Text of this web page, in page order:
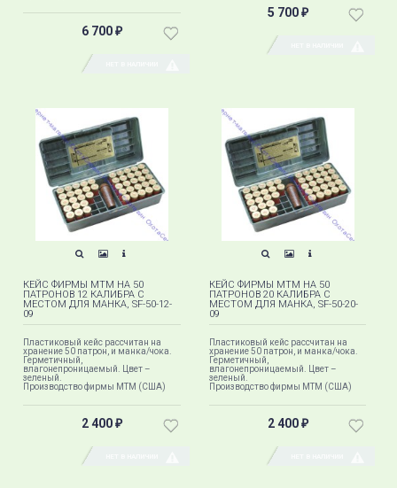
6 700 ₽
5 700 ₽
КЕЙС ФИРМЫ MTM НА 50
ПАТРОНОВ 12 КАЛИБРА С
МЕСТОМ ДЛЯ МАНКА, SF-50-12-
09
Пластиковый кейс рассчитан на
хранение 50 патрон, и манка/чока.
Герметичный,
влагонепроницаемый. Цвет –
зеленый.
Производство фирмы МТМ (США)
2 400 ₽
КЕЙС ФИРМЫ MTM НА 50
ПАТРОНОВ 20 КАЛИБРА С
МЕСТОМ ДЛЯ МАНКА, SF-50-20-
09
Пластиковый кейс рассчитан на
хранение 50 патрон, и манка/чока.
Герметичный,
влагонепроницаемый. Цвет –
зеленый.
Производство фирмы МТМ (США)
2 400 ₽